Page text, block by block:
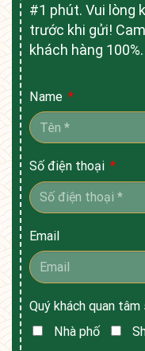
#1 phút. Vui lòng
trước khi gửi!
khách hàng 100%.
Name
Số điện thoại
Email
Quý khách quan tâm
Nhà phố